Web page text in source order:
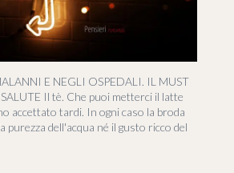
E NEGLI OSPEDALI. IL MUST
Il tè. Che puoi metterci il latte
accettato tardi. In ogni caso la broda
purezza dell'acqua né il gusto ricco del